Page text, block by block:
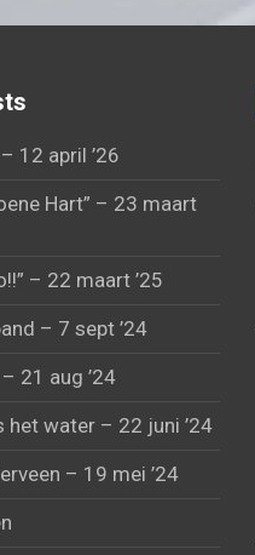
12 april ’26
Hart” – 23 maart
– 22 maart ’25
– 7 sept ’24
21 aug ’24
het water – 22 juni ’24
– 19 mei ’24